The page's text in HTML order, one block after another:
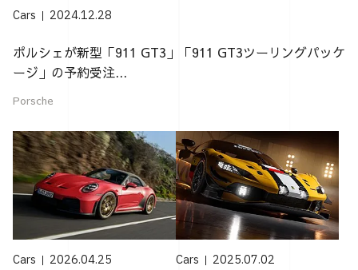
Cars 2024.12.28
ポルシェが新型「911 GT3」「911 GT3ツーリングパッケ
ージ」の予約受注...
Porsche
Cars 2026.04.25 Cars 2025.07.02